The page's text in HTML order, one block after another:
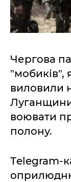
Чергова
"мобиків",
виловили
воювати
полону.
Тelegram-